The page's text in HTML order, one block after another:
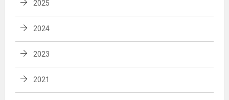
2025
2024
2023
2021